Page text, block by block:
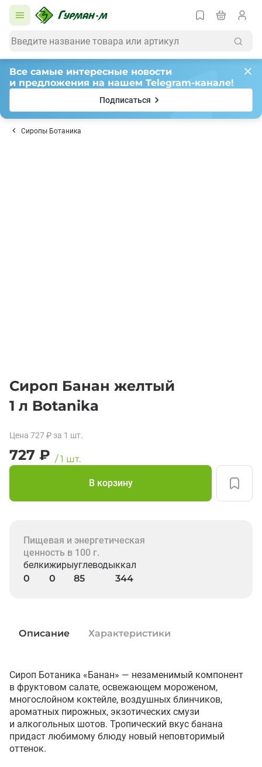
Все самые интересные новости
и предложения на нашем Telegram-канале!
Подписаться
Сиропы Ботаника
Сироп Банан желтый
1 л Botanika
Цена 727₽ за 1 шт.
727 ₽ /1 шт.
В корзину
Пищевая и энергетическая
ценность в 100 г.
белки
0
жиры
0
углеводы
85
ккал
344
Описание Характеристики
Сироп Ботаника «Банан» — незаменимый компонент
в фруктовом салате, освежающем мороженом,
многослойном коктейле, воздушных блинчиков,
ароматных пирожных, экзотических смузи
и алкогольных шотов. Тропический вкус банана
придаст любимому блюду новый неповторимый
оттенок.